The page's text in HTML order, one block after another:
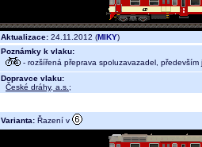
Aktualizace: 24.11.2012 (MIKY)
Poznámky k vlaku:
- rozšířená přeprava spoluzavazadel, především
Dopravce vlaku:
České dráhy, a.s. ;
Varianta: Řazení v